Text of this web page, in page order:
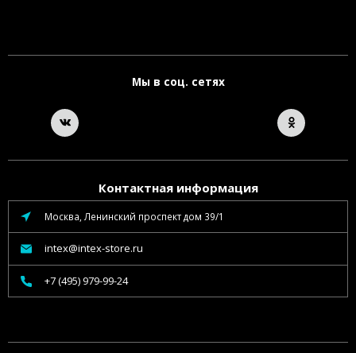
Мы в соц. сетях
Контактная информация
Москва, Ленинский проспект дом 39/1
intex@intex-store.ru
+7 (495) 979-99-24